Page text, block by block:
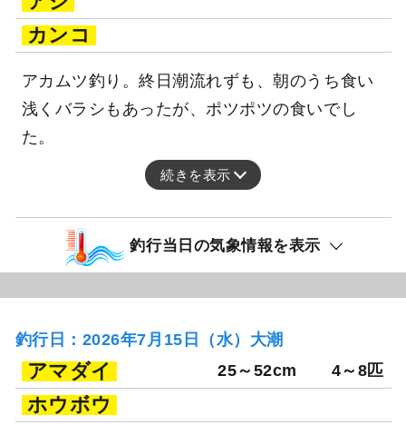
カンコ
アカムツ釣り。終日潮流れずも、朝のうち食い
浅くバラシもあったが、ポツポツの食いでし
た。
続きを表示
釣行当日の気象情報を表示
釣行日：2026年7月15日（水）大潮
アマダイ 25～52cm 4～8匹
ホウボウ